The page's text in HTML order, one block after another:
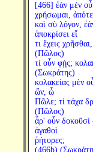
[466] ἐὰν μὲν
χρήσωμαι,
καὶ σὺ λόγον,
ἀποκρίσει εἴ
τι ἔχεις
(Πῶλος)
τί οὖν φῄς;
(Σωκράτης)
κολακείας μὲν
ὤν, ὦ
Πῶλε; τί τάχα
(Πῶλος)
ἆρ' οὖν δοκοῦσί
ἀγαθοὶ
ῥήτορες;
(466b)